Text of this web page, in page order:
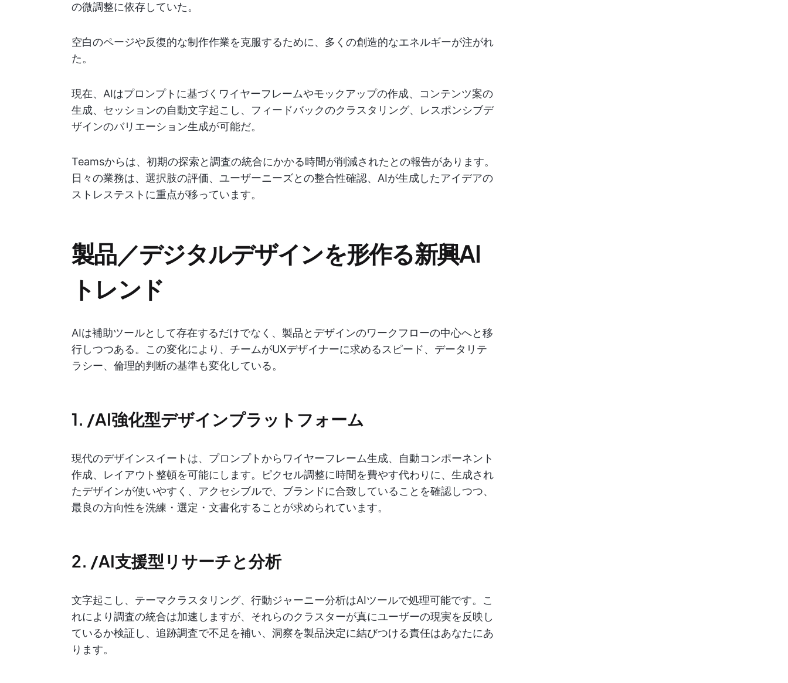
の微調整に依存していた。
空白のページや反復的な制作作業を克服するために、多くの創造的なエネルギーが注がれ
た。
現在、AIはプロンプトに基づくワイヤーフレームやモックアップの作成、コンテンツ案の
生成、セッションの自動文字起こし、フィードバックのクラスタリング、レスポンシブデ
ザインのバリエーション生成が可能だ。
Teamsからは、初期の探索と調査の統合にかかる時間が削減されたとの報告があります。
日々の業務は、選択肢の評価、ユーザーニーズとの整合性確認、AIが生成したアイデアの
ストレステストに重点が移っています。
製品／デジタルデザインを形作る新興AI
トレンド
AIは補助ツールとして存在するだけでなく、製品とデザインのワークフローの中心へと移
行しつつある。この変化により、チームがUXデザイナーに求めるスピード、データリテ
ラシー、倫理的判断の基準も変化している。
1. /AI強化型デザインプラットフォーム
現代のデザインスイートは、プロンプトからワイヤーフレーム生成、自動コンポーネント
作成、レイアウト整頓を可能にします。ピクセル調整に時間を費やす代わりに、生成され
たデザインが使いやすく、アクセシブルで、ブランドに合致していることを確認しつつ、
最良の方向性を洗練・選定・文書化することが求められています。
2. /AI支援型リサーチと分析
文字起こし、テーマクラスタリング、行動ジャーニー分析はAIツールで処理可能です。こ
れにより調査の統合は加速しますが、それらのクラスターが真にユーザーの現実を反映し
ているか検証し、追跡調査で不足を補い、洞察を製品決定に結びつける責任はあなたにあ
ります。